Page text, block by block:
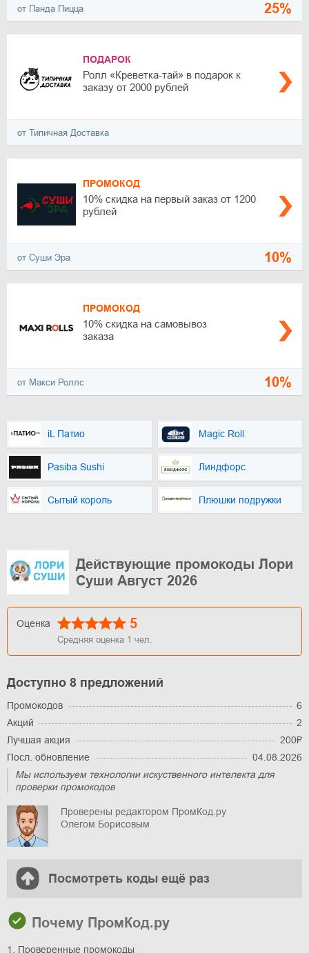
от Панда Пицца 25%
ПОДАРОК
Ролл «Креветка-тай» в подарок к
заказу от 2000 рублей
от Типичная Доставка
ПРОМОКОД
10% скидка на первый заказ от 1200
рублей
от Суши Эра 10%
ПРОМОКОД
10% скидка на самовывоз
заказа
от Макси Роллс 10%
iL Патио Magic Roll
Pasiba Sushi Линдфорс
Сытый король Плюшки подружки
Действующие промокоды Лори
Суши Август 2026
Оценка 5
Средняя оценка 1 чел.
Доступно 8 предложений
Промокодов
6
Акций
2
Лучшая акция
200₽
Посл. обновление
04.08.2026
Мы используем технологии искуственного интелекта для
проверки промокодов
Проверены редактором ПромКод.ру
Олегом Борисовым
Посмотреть коды ещё раз
Почему ПромКод.ру
1. Проверенные промокоды